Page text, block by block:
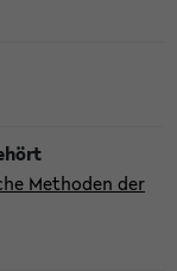
Methoden der